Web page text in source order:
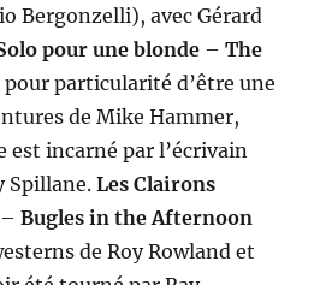
Bergonzelli), avec Gérard
pour une blonde –The
pour particularité d’être une
de Mike Hammer,
est incarné par l’écrivain
Spillane.Les Clairons
–Bugles in the Afternoon
de Roy Rowland et